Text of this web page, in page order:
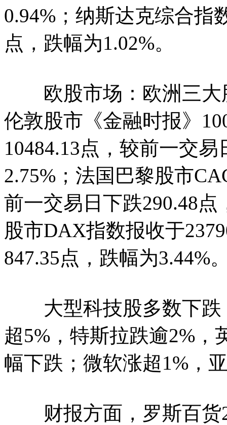
0.94%；纳斯达克综合指
点，跌幅为1.02%。
欧股市场：欧洲三大
伦敦股市《金融时报》
10484.13点，较前一交
2.75%；法国巴黎股市
前一交易日下跌290.48
股市DAX指数报收于
847.35点，跌幅为3.44%
大型科技股多数下跌
超5%，特斯拉跌逾2%，
幅下跌；微软涨超1%，
财报方面，罗斯百货